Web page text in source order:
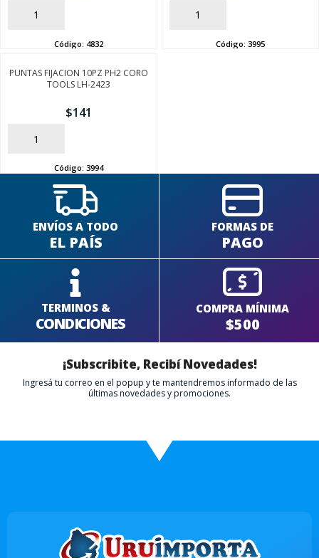
AÑADIR
Código: 4832
AÑADIR
Código: 3995
PUNTAS FIJACION 10PZ PH2 CORO
TOOLS LH-2423
$141
AÑADIR
Código: 3994
ENVÍOS A TODO
EL PAÍS
FORMAS DE
PAGO
TERMINOS &
CONDICIONES
COMPRA MÍNIMA
$500
¡Subscribite, Recibí Novedades!
Ingresá tu correo en el popup y te mantendremos informado de las
últimas novedades y promociones.